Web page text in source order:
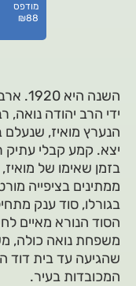
מודפס
₪88
השנה
ידי הרב יהודה
הנערץ מואיז,
יצא. קמע קבלי עתיק
בזמן שאימו של
ממתינים בציפייה
בגורלו, סוד ענק
הסוד הנורא מאיים
משפחת נואה כולה,
שהגיעה עד בית דוד
המכובדות בעיר.